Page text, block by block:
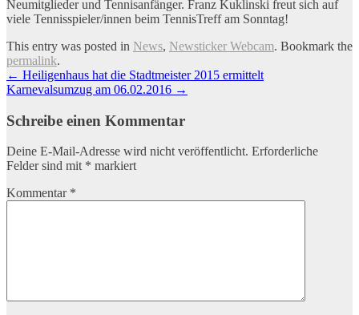
Neumitglieder und Tennisanfänger. Franz Kuklinski freut sich auf
viele Tennisspieler/innen beim TennisTreff am Sonntag!
This entry was posted in News, Newsticker Webcam. Bookmark the
permalink.
Artikel-
Navigation
← Heiligenhaus hat die Stadtmeister 2015 ermittelt
Karnevalsumzug am 06.02.2016 →
Schreibe einen Kommentar
Deine E-Mail-Adresse wird nicht veröffentlicht. Erforderliche
Felder sind mit * markiert
Kommentar *